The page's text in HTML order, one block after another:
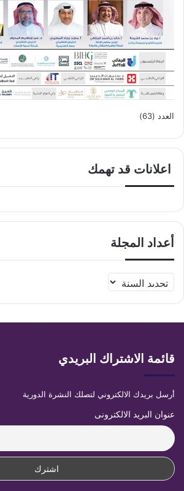
العدد (63)
اعلانات قد تهمك
أعداد المجلة
قائمة الاشتراك البريدي
أرسل بريدك الالكتروني لتصلك النشرة الدورية
عنوان البريد الالكترونى